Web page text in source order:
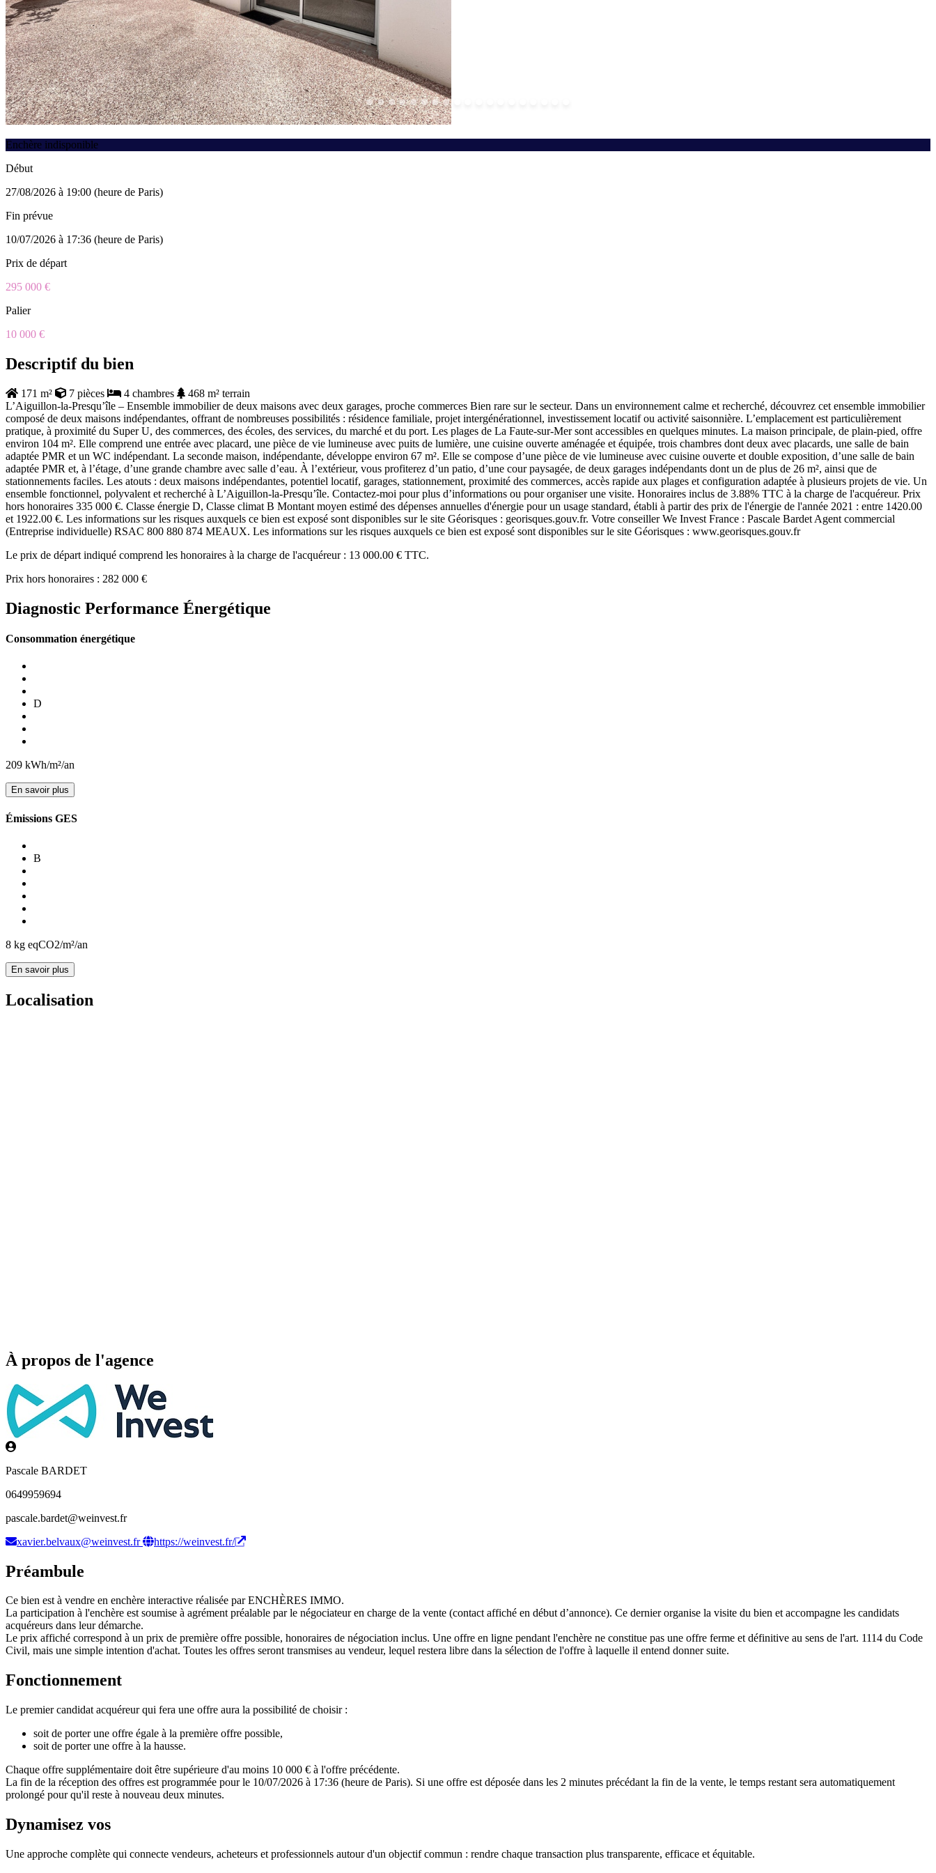
Enchère indisponible
Début
27/08/2026 à 19:00 (heure de Paris)
Fin prévue
10/07/2026 à 17:36 (heure de Paris)
Prix de départ
295 000 €
Palier
10 000 €
Descriptif du bien
171 m² 7 pièces 4 chambres
468 m² terrain
L’Aiguillon-la-Presqu’île – Ensemble immobilier de deux maisons avec deux garages, proche commerces Bien rare sur le secteur. Dans un environnement calme et recherché, découvrez cet ensemble immobilier
composé de deux maisons indépendantes, offrant de nombreuses possibilités : résidence familiale, projet intergénérationnel, investissement locatif ou activité saisonnière. L’emplacement est particulièrement
pratique, à proximité du Super U, des commerces, des écoles, des services, du marché et du port. Les plages de La Faute-sur-Mer sont accessibles en quelques minutes. La maison principale, de plain-pied, offre
environ 104 m². Elle comprend une entrée avec placard, une pièce de vie lumineuse avec puits de lumière, une cuisine ouverte aménagée et équipée, trois chambres dont deux avec placards, une salle de bain
adaptée PMR et un WC indépendant. La seconde maison, indépendante, développe environ 67 m². Elle se compose d’une pièce de vie lumineuse avec cuisine ouverte et double exposition, d’une salle de bain
adaptée PMR et, à l’étage, d’une grande chambre avec salle d’eau. À l’extérieur, vous profiterez d’un patio, d’une cour paysagée, de deux garages indépendants dont un de plus de 26 m², ainsi que de
stationnements faciles. Les atouts : deux maisons indépendantes, potentiel locatif, garages, stationnement, proximité des commerces, accès rapide aux plages et configuration adaptée à plusieurs projets de vie. Un
ensemble fonctionnel, polyvalent et recherché à L’Aiguillon-la-Presqu’île. Contactez-moi pour plus d’informations ou pour organiser une visite. Honoraires inclus de 3.88% TTC à la charge de l'acquéreur. Prix
hors honoraires 335 000 €. Classe énergie D, Classe climat B Montant moyen estimé des dépenses annuelles d'énergie pour un usage standard, établi à partir des prix de l'énergie de l'année 2021 : entre 1420.00
et 1922.00 €. Les informations sur les risques auxquels ce bien est exposé sont disponibles sur le site Géorisques : georisques.gouv.fr. Votre conseiller We Invest France : Pascale Bardet Agent commercial
(Entreprise individuelle) RSAC 800 880 874 MEAUX. Les informations sur les risques auxquels ce bien est exposé sont disponibles sur le site Géorisques : www.georisques.gouv.fr
Le prix de départ indiqué comprend les honoraires à la charge de l'acquéreur : 13 000.00 € TTC.
Prix hors honoraires : 282 000 €
Diagnostic Performance Énergétique
Consommation énergétique
D
209 kWh/m²/an
En savoir plus
Émissions GES
B
8 kg eqCO2/m²/an
En savoir plus
Localisation
À propos de l'agence
Pascale BARDET
0649959694
pascale.bardet@weinvest.fr
xavier.belvaux@weinvest.fr
https://weinvest.fr/
Préambule
Ce bien est à vendre en enchère interactive réalisée par ENCHÈRES IMMO.
La participation à l'enchère est soumise à agrément préalable par le négociateur en charge de la vente (contact affiché en début d’annonce). Ce dernier organise la visite du bien et accompagne les candidats
acquéreurs dans leur démarche.
Le prix affiché correspond à un prix de première offre possible, honoraires de négociation inclus. Une offre en ligne pendant l'enchère ne constitue pas une offre ferme et définitive au sens de l'art. 1114 du Code
Civil, mais une simple intention d'achat. Toutes les offres seront transmises au vendeur, lequel restera libre dans la sélection de l'offre à laquelle il entend donner suite.
Fonctionnement
Le premier candidat acquéreur qui fera une offre aura la possibilité de choisir :
soit de porter une offre égale à la première offre possible,
soit de porter une offre à la hausse.
Chaque offre supplémentaire doit être supérieure d'au moins 10 000 € à l'offre précédente.
La fin de la réception des offres est programmée pour le 10/07/2026 à 17:36 (heure de Paris). Si une offre est déposée dans les 2 minutes précédant la fin de la vente, le temps restant sera automatiquement
prolongé pour qu'il reste à nouveau deux minutes.
Dynamisez vos
Une approche complète qui connecte vendeurs, acheteurs et professionnels autour d'un objectif commun : rendre chaque transaction plus transparente, efficace et équitable.